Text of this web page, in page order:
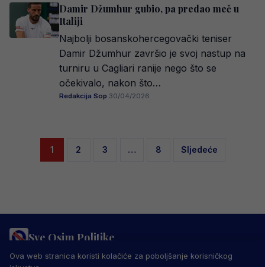
Damir Džumhur gubio, pa predao meč u
Italiji
Najbolji bosanskohercegovački teniser
Damir Džumhur završio je svoj nastup na
turniru u Cagliari ranije nego što se
očekivalo, nakon što…
Redakcija Sop·30/04/2026
Posts
1 2 3 … 8 Sljedeće
Sve Osim Politike
PRAVILA PRIVATNOSTIMARKETING USLOVI KORIŠTENJA
IMPRESSUM
Ova web stranica koristi kolačiće za poboljšanje korisničkog